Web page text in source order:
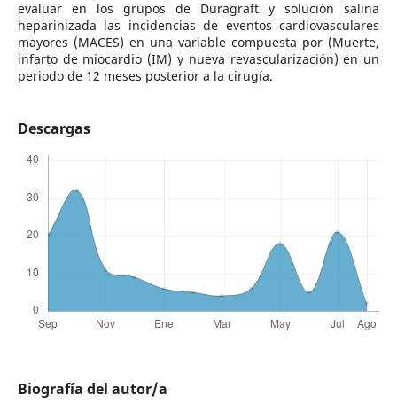
evaluar en los grupos de Duragraft y solución salina
heparinizada las incidencias de eventos cardiovasculares
mayores (MACES) en una variable compuesta por (Muerte,
infarto de miocardio (IM) y nueva revascularización) en un
periodo de 12 meses posterior a la cirugía.
Descargas
Biografía del autor/a